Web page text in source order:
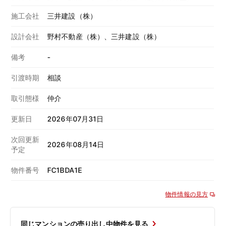
施工会社 三井建設（株）
設計会社 野村不動産（株）、三井建設（株）
備考 -
引渡時期 相談
取引態様 仲介
更新日 2026年07月31日
次回更新
予定
2026年08月14日
物件番号 FC1BDA1E
物件情報の見方
同じマンションの売り出し中物件を見る